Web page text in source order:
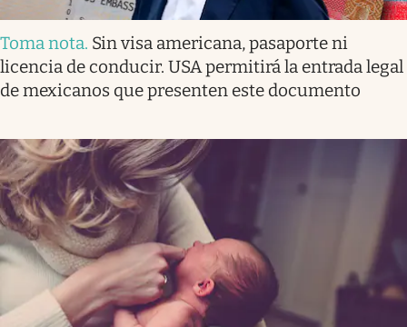
Toma nota. Sin visa americana, pasaporte ni
licencia de conducir. USA permitirá la entrada legal
de mexicanos que presenten este documento